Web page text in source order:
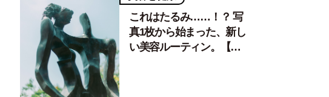
これはたるみ……！？ 写
真1枚から始まった、新し
い美容ルーティン。【中